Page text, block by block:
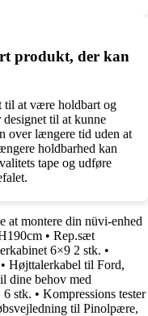
produkt, der kan
til at være holdbart og
til at kunne
over længere tid uden at
holdbarhed kan
tape og udføre
at montere din nüvi-enhed
• Rep.sæt
6×9 2 stk. •
• Højttalerkabel til Ford,
dine behov med
stk. • Kompressions tester
til Pinolpære,